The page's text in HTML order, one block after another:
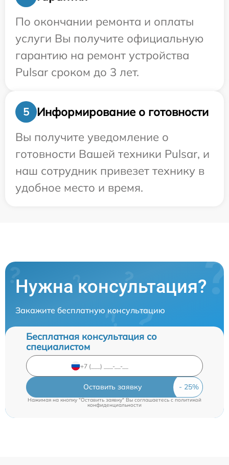
По окончании ремонта и оплаты
услуги Вы получите официальную
гарантию на ремонт устройства
Pulsar сроком до 3 лет.
5
Информирование о готовности
Вы получите уведомление о
готовности Вашей техники Pulsar, и
наш сотрудник привезет технику в
удобное место и время.
Нужна консультация?
Закажите бесплатную консультацию
Бесплатная консультация со
специалистом
Оставить заявку
Нажимая на кнопку "Оставить заявку" Вы соглашаетесь c политикой
конфиденциальности